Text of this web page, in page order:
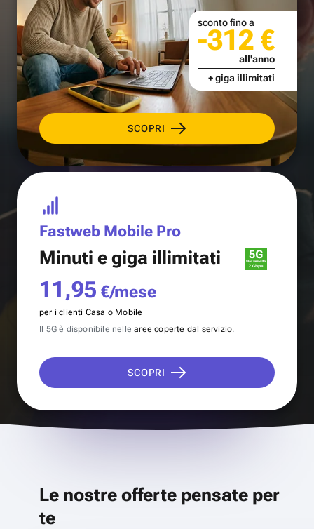
SCOPRI
sconto fino a
-312 €
all'anno
+ giga illimitati
Fastweb Mobile Pro
Minuti e giga illimitati
11,95 €/mese
per i clienti Casa o Mobile
Il 5G è disponibile nellearee coperte dal servizio.
SCOPRI
Le nostre offerte pensate per
te